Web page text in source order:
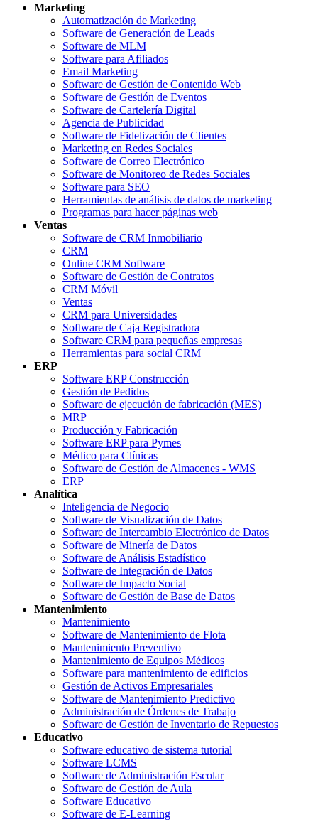
Marketing
Automatización de Marketing
Software de Generación de Leads
Software de MLM
Software para Afiliados
Email Marketing
Software de Gestión de Contenido Web
Software de Gestión de Eventos
Software de Cartelería Digital
Agencia de Publicidad
Software de Fidelización de Clientes
Marketing en Redes Sociales
Software de Correo Electrónico
Software de Monitoreo de Redes Sociales
Software para SEO
Herramientas de análisis de datos de marketing
Programas para hacer páginas web
Ventas
Software de CRM Inmobiliario
CRM
Online CRM Software
Software de Gestión de Contratos
CRM Móvil
Ventas
CRM para Universidades
Software de Caja Registradora
Software CRM para pequeñas empresas
Herramientas para social CRM
ERP
Software ERP Construcción
Gestión de Pedidos
Software de ejecución de fabricación (MES)
MRP
Producción y Fabricación
Software ERP para Pymes
Médico para Clínicas
Software de Gestión de Almacenes - WMS
ERP
Analítica
Inteligencia de Negocio
Software de Visualización de Datos
Software de Intercambio Electrónico de Datos
Software de Minería de Datos
Software de Análisis Estadístico
Software de Integración de Datos
Software de Impacto Social
Software de Gestión de Base de Datos
Mantenimiento
Mantenimiento
Software de Mantenimiento de Flota
Mantenimiento Preventivo
Mantenimiento de Equipos Médicos
Software para mantenimiento de edificios
Gestión de Activos Empresariales
Software de Mantenimiento Predictivo
Administración de Órdenes de Trabajo
Software de Gestión de Inventario de Repuestos
Educativo
Software educativo de sistema tutorial
Software LCMS
Software de Administración Escolar
Software de Gestión de Aula
Software Educativo
Software de E-Learning